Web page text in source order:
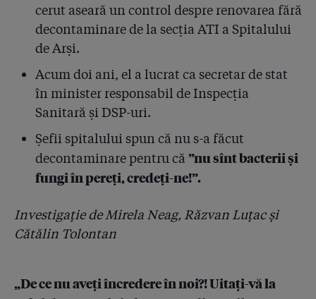
Ne-am trimis soldații pe frontul NATO cu
dezinfectanți diluați! Întrebat de Gazetă, MApN
recunoaște: ”Trupele românești din Afganistan, Irak și
Bosnia au folosit în ultimii 10 ani biocide Hexi
Pharma”
”22 de informări către Parchete trimise de către SRI!”.
Cum explică Sebastian Ghiță eșecul de a apăra
cetățeanul
Președintele Iohannis: ”În momentul în care primim
informări, le citim și ne considerăm informați”
4.27
O martoră care a dus acte împotriva lui Condrea l-a
sunat aseară, înspăimântată, pe procurorul de caz.
Două întrebări pentru investigatori: 1. L-ați filat? 2.
4.28
Ambulanța președintelui României și cele ale CSAT au
cerut aseară un control despre renovarea fără
decontaminare de la secția ATI a Spitalului
de Arși.
Acum doi ani, el a lucrat ca secretar de stat
în minister responsabil de Inspecția
Sanitară și DSP-uri.
Șefii spitalului spun că nu s-a făcut
decontaminare pentru că ”nu sînt bacterii și
fungi în pereți, credeți-ne!”.
Investigație de Mirela Neag, Răzvan Luțac și
Cătălin Tolontan
„De ce nu aveți încredere în noi?! Uitați-vă la